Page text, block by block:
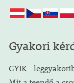
Gyakori
GYIK -